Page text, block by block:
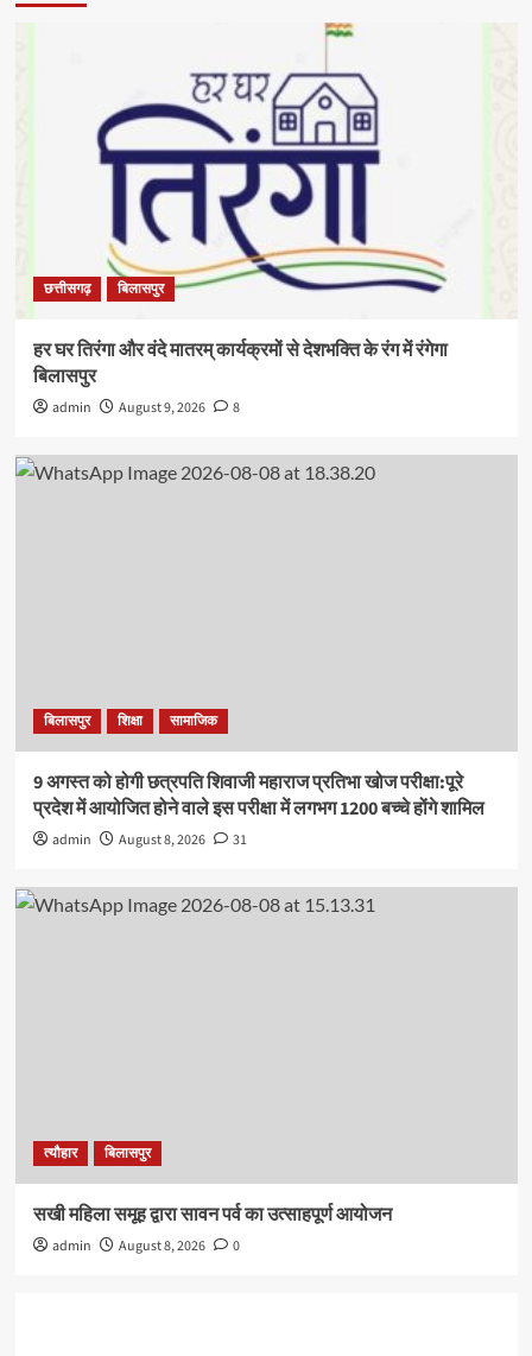
छत्तीसगढ़ बिलासपुर
हर घर तिरंगा और वंदे मातरम् कार्यक्रमों से देशभक्ति के रंग में रंगेगा
बिलासपुर
admin August 9, 2026 8
बिलासपुर शिक्षा सामाजिक
9 अगस्त को होगी छत्रपति शिवाजी महाराज प्रतिभा खोज परीक्षा:पूरे
प्रदेश में आयोजित होने वाले इस परीक्षा में लगभग 1200 बच्चे होंगे शामिल
admin August 8, 2026 31
त्यौहार बिलासपुर
सखी महिला समूह द्वारा सावन पर्व का उत्साहपूर्ण आयोजन
admin August 8, 2026 0